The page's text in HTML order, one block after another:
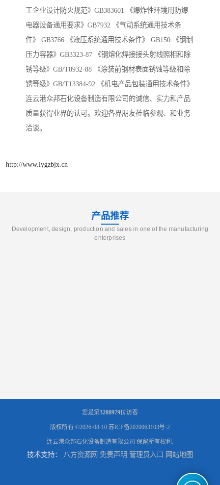
工企业设计防火规范》GB383601 《爆炸性环境用防爆
电器设备通用要求》GB7932 《气动系统通用技术条
件》 GB3766 《液压系统通用技术条件》 GB150 《钢制
压力容器》GB3323-87 《钢熔化焊接接头射线照相和除
锈等级》GB/T8932-88 《涂装前钢材表面锈蚀等级和除
锈等级》GB/T13384-92 《机电产品包装通用技术条件》
连云港众邦石化设备制造有限公司的诚信、实力和产品
质量获得业界的认可。欢迎各界朋友莅临参观、和业务
洽谈。
http://www.lygzbjx.cn
产品推荐
Development, design, production and sales in one of the manufacturing
enterprises
您是第3288979位访客
版权所有 ©2026-08-10 苏ICP备2020063103号-2
连云港众邦石化设备制造有限公司 保留所有权利.
技术支持： 八方资源网 免责声明 管理员入口 网站地图